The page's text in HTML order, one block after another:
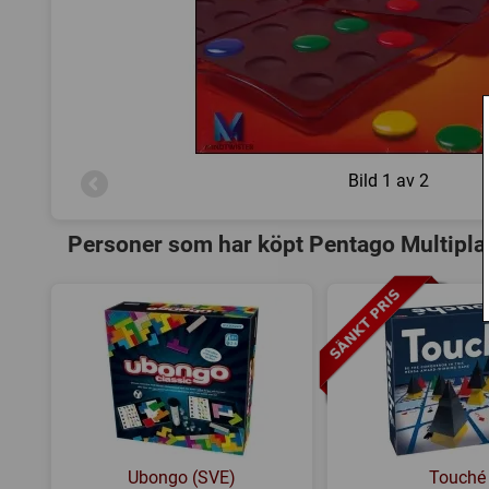
Bild 1 av 2
Personer som har köpt Pentago
Ubongo (SVE) Touché